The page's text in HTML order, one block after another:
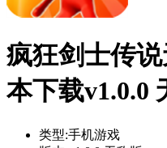
疯狂剑士传
本下载v1.0.0
类型:手机游戏